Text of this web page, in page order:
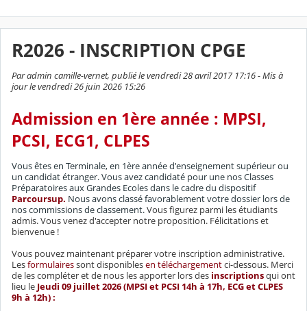
R2026 - INSCRIPTION CPGE
Par admin camille-vernet, publié le vendredi 28 avril 2017 17:16 - Mis à
jour le vendredi 26 juin 2026 15:26
Admission en 1ère année : MPSI,
PCSI, ECG1, CLPES
Vous êtes en Terminale, en 1ère année d'enseignement supérieur ou
un candidat étranger. Vous avez candidaté pour une nos Classes
Préparatoires aux Grandes Ecoles dans le cadre du dispositif
Parcoursup. Nous avons classé favorablement votre dossier lors de
nos commissions de classement.Vous figurez parmi les étudiants
admis. Vous venez d'accepter notre proposition. Félicitations et
bienvenue !
Vous pouvez maintenant préparer votre inscription administrative.
Lesformulairessont disponiblesen téléchargementci-dessous. Merci
de les compléter et de nous les apporter lors des inscriptionsqui ont
lieu le Jeudi 09 juillet 2026 (MPSI et PCSI 14h à 17h, ECG et CLPES
9h à 12h) :